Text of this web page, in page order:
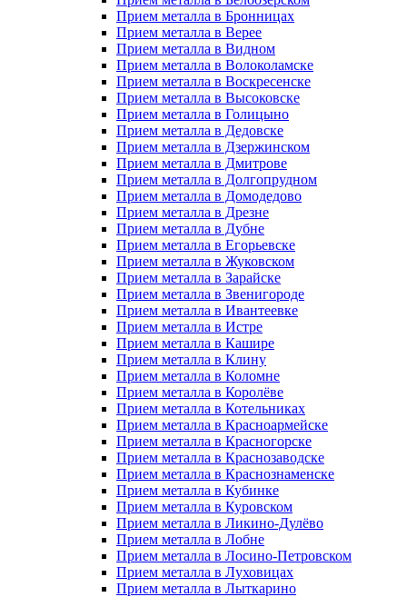
Прием металла в Бронницах
Прием металла в Верее
Прием металла в Видном
Прием металла в Волоколамске
Прием металла в Воскресенске
Прием металла в Высоковске
Прием металла в Голицыно
Прием металла в Дедовске
Прием металла в Дзержинском
Прием металла в Дмитрове
Прием металла в Долгопрудном
Прием металла в Домодедово
Прием металла в Дрезне
Прием металла в Дубне
Прием металла в Егорьевске
Прием металла в Жуковском
Прием металла в Зарайске
Прием металла в Звенигороде
Прием металла в Ивантеевке
Прием металла в Истре
Прием металла в Кашире
Прием металла в Клину
Прием металла в Коломне
Прием металла в Королёве
Прием металла в Котельниках
Прием металла в Красноармейске
Прием металла в Красногорске
Прием металла в Краснозаводске
Прием металла в Краснознаменске
Прием металла в Кубинке
Прием металла в Куровском
Прием металла в Ликино-Дулёво
Прием металла в Лобне
Прием металла в Лосино-Петровском
Прием металла в Луховицах
Прием металла в Лыткарино